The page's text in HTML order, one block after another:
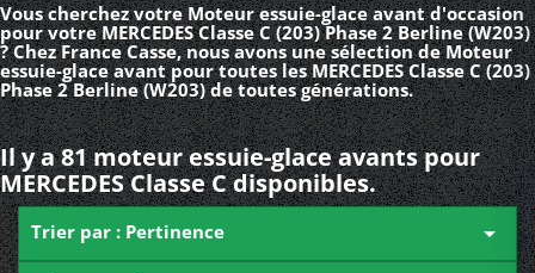
Vous cherchez votre Moteur essuie-glace avant d'occasion
pour votre MERCEDES Classe C (203) Phase 2 Berline (W203)
? Chez France Casse, nous avons une sélection de Moteur
essuie-glace avant pour toutes les MERCEDES Classe C (203)
Phase 2 Berline (W203) de toutes générations.
Il y a 81 moteur essuie-glace avants pour
MERCEDES Classe C disponibles.
Trier par : Pertinence 